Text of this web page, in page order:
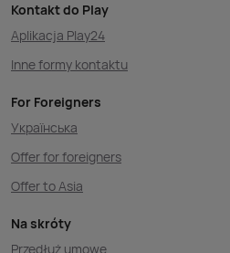
Kontakt do Play
Aplikacja Play24
Inne formy kontaktu
For Foreigners
Українська
Offer for foreigners
Offer to Asia
Na skróty
Przedłuż umowę